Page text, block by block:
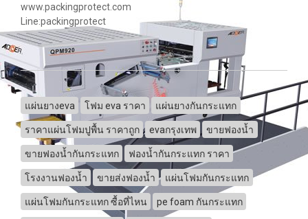
www.packingprotect.com
Line:packingprotect
แผ่นยางeva โฟม eva ราคา แผ่นยางกันกระแทก
ราคาแผ่นโฟมปูพื้น ราคาถูก evaกรุงเทพ ขายฟองน้ำ
ขายฟองน้ำกันกระแทก ฟองน้ำกันกระแทก ราคา
โรงงานฟองน้ำ ขายส่งฟองน้ำ แผ่นโฟมกันกระแทก
แผ่นโฟมกันกระแทก ซื้อที่ไหน pe foam กันกระแทก